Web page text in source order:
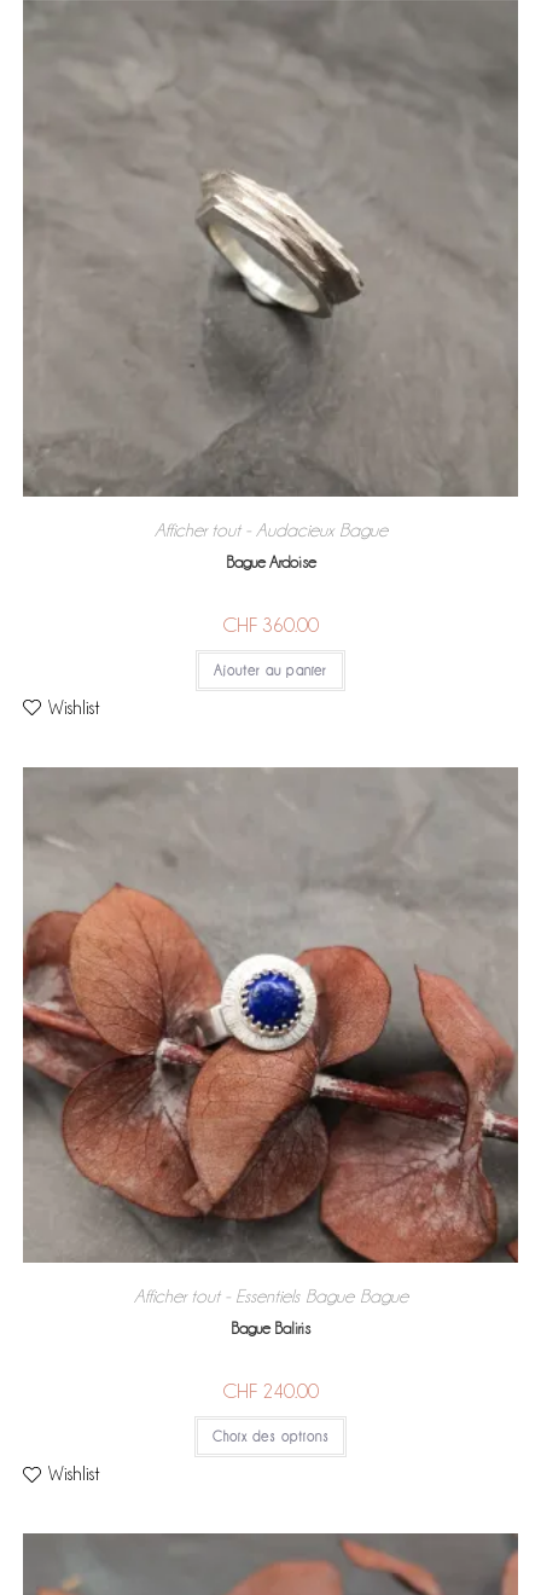
Afficher tout - Audacieux, Bague
Bague Ardoise
CHF 360.00
Ajouter au panier
Wishlist
Afficher tout - Essentiels, Bague, Bague
Bague Baliris
CHF 240.00
Choix des options
Wishlist